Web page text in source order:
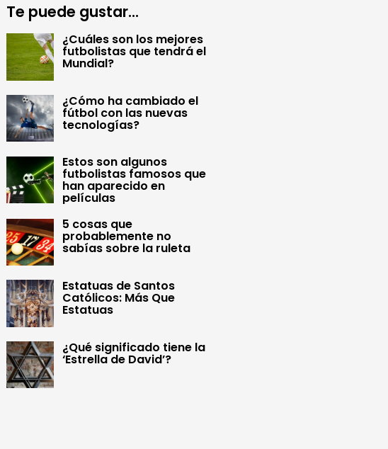
Te puede gustar...
¿Cuáles son los mejores
futbolistas que tendrá el
Mundial?
¿Cómo ha cambiado el
fútbol con las nuevas
tecnologías?
Estos son algunos
futbolistas famosos que
han aparecido en
películas
5 cosas que
probablemente no
sabías sobre la ruleta
Estatuas de Santos
Católicos: Más Que
Estatuas
¿Qué significado tiene la
‘Estrella de David’?